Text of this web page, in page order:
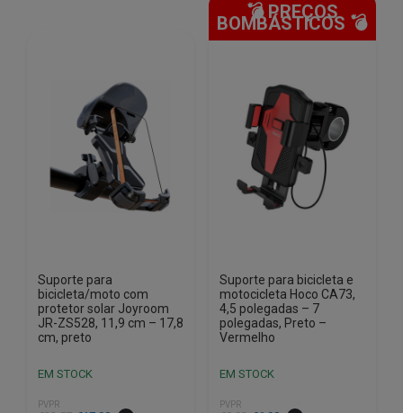
latest
Suporte para
bicicleta/moto com
protetor solar Joyroom
JR-ZS528, 11,9 cm – 17,8
cm, preto
EM STOCK
PVPR
💣 PREÇOS
BOMBÁSTICOS 💣
Suporte para bicicleta e
motocicleta Hoco CA73,
4,5 polegadas – 7
polegadas, Preto –
Vermelho
EM STOCK
PVPR